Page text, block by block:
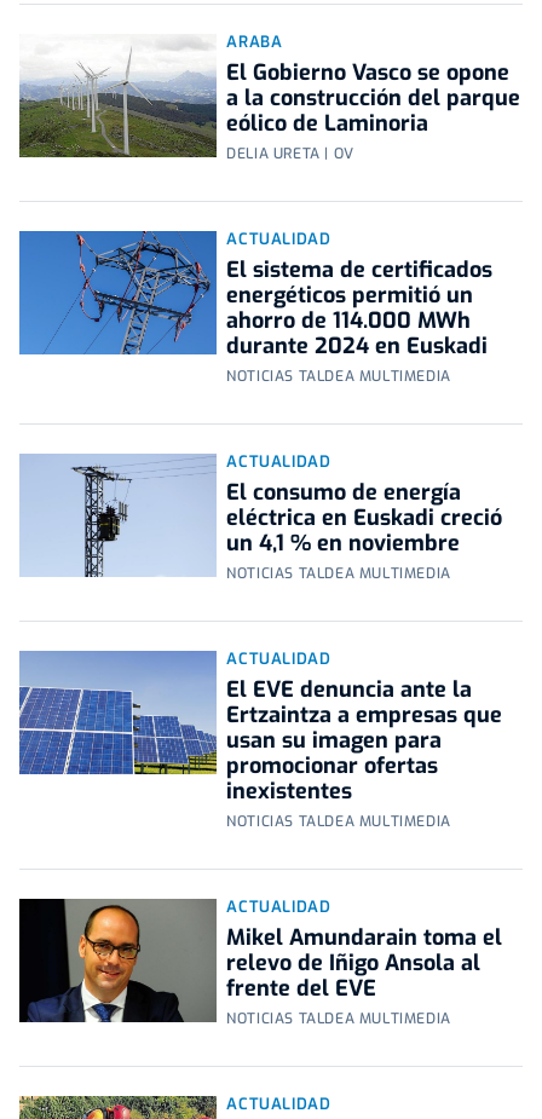
ARABA
El Gobierno Vasco se opone
a la construcción del parque
eólico de Laminoria
DELIA URETA | OV
ACTUALIDAD
El sistema de certificados
energéticos permitió un
ahorro de 114.000 MWh
durante 2024 en Euskadi
NOTICIAS TALDEA MULTIMEDIA
ACTUALIDAD
El consumo de energía
eléctrica en Euskadi creció
un 4,1 % en noviembre
NOTICIAS TALDEA MULTIMEDIA
ACTUALIDAD
El EVE denuncia ante la
Ertzaintza a empresas que
usan su imagen para
promocionar ofertas
inexistentes
NOTICIAS TALDEA MULTIMEDIA
ACTUALIDAD
Mikel Amundarain toma el
relevo de Iñigo Ansola al
frente del EVE
NOTICIAS TALDEA MULTIMEDIA
ACTUALIDAD